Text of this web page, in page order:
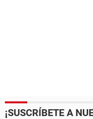
¡SUSCRÍBETE A